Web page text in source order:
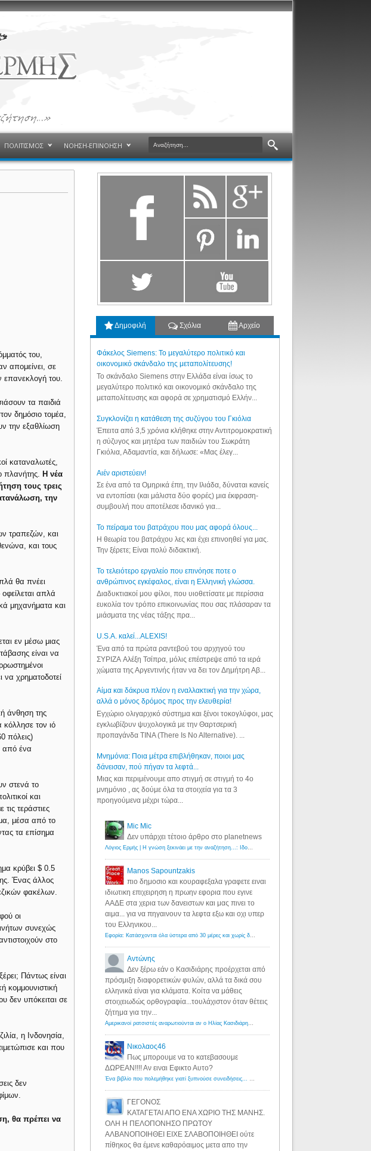
ΠΟΛΙΤΙΣΜΟΣ ΝΟΗΣΗ-ΕΠΙΝΟΗΣΗ
του,
απομείνει, σε
επανεκλογή του.
τα παιδιά
δημόσιο τομέα,
την εξαθλίωση
καταναλωτές,
πλανήτης. Η νέα
τους τρεις
την
τραπεζών, και
και τους
θα πνέει
απλά
μηχανήματα και
εν μέσω μιας
είναι να
να χρηματοδοτεί
άνθηση της
κόλλησε τον ιό
πόλεις)
από ένα
στενά το
και
τεράστιες
μέσα από το
τα επίσημα
κρύβει $ 0.5
Ένας άλλος
φακέλων.
οι
συνεχώς
στο
Πάντως είναι
κομμουνιστική
δεν υπόκειται σε
η Ινδονησία,
και που
δεν
θα πρέπει να
Δημοφιλή Σχόλια Αρχείο
Φάκελος Siemens: Το μεγαλύτερο πολιτικό και
οικονομικό σκάνδαλο της μεταπολίτευσης!
Το σκάνδαλο Siemens στην Ελλάδα είναι ίσως το
μεγαλύτερο πολιτικό και οικονομικό σκάνδαλο της
μεταπολίτευσης και αφορά σε χρηματισμό Ελλήν...
Συγκλονίζει η κατάθεση της συζύγου του Γκιόλια
Έπειτα από 3,5 χρόνια κλήθηκε στην Αντιτρομοκρατική
η σύζυγος και μητέρα των παιδιών του Σωκράτη
Γκιόλια, Αδαμαντία, και δήλωσε: «Μας έλεγ...
Aιέν αριστεύειν!
Σε ένα από τα Ομηρικά έπη, την Ιλιάδα, δύναται κανείς
να εντοπίσει (και μάλιστα δύο φορές) μια έκφραση-
συμβουλή που αποτέλεσε ιδανικό για...
Το πείραμα του βατράχου που μας αφορά όλους...
Η θεωρία του βατράχου λες και έχει επινοηθεί για μας.
Την ξέρετε; Είναι πολύ διδακτική.
Το τελειότερο εργαλείο που επινόησε ποτε ο
ανθρώπινος εγκέφαλος, είναι η Ελληνική γλώσσα.
Διαδυκτιακοί μου φίλοι, που υιοθετίσατε με περίσσια
ευκολία τον τρόπο επικοινωνίας που σας πλάσαραν τα
μιάσματα της νέας τάξης πρα...
U.S.A. καλεί...ALEXIS!
Ένα από τα πρώτα ραντεβού του αρχηγού του
ΣΥΡΙΖΑ Αλέξη Τσίπρα, μόλις επέστρεψε από τα ιερά
χώματα της Αργεντινής ήταν να δει τον Δημήτρη Αβ...
Αίμα και δάκρυα πλέον η εναλλακτική για την χώρα,
αλλά ο μόνος δρόμος προς την ελευθερία!
Εγχώριο ολιγαρχικό σύστημα και ξένοι τοκογλύφοι, μας
εγκλωβίζουν ψυχολογικά με την Θαρτσερική
προπαγάνδα TINA (There Is No Alternative). ...
Μνημόνια: Ποια μέτρα επιβλήθηκαν, ποιοι μας
δάνεισαν, πού πήγαν τα λεφτά...
Μιας και περιμένουμε απο στιγμή σε στιγμή το 4ο
μνημόνιο , ας δούμε όλα τα στοιχεία για τα 3
προηγούμενα μέχρι τώρα...
Mic Mic
Δεν υπάρχει τέτοιο άρθρο στο planetnews
Λόγιος Ερμής | Η γνώση ξεκινάει με την αναζήτηση...: Ιδού οι 18 που χρωστούν 11 δις ευρώ!
Manos Sapountzakis
πιο δημοσιο και κουραφεξαλα γραφετε ειναι
ιδιωτικη επιχειρηση η πρωην εφορια που εγινε
ΑΑΔΕ στα χερια των δανειστων και μας πινει το
αιμα... για να πηγαινουν τα λεφτα εξω και οχι υπερ
του Ελληνικου...
Εφορία: Κατάσχονται όλα ύστερα από 30 μέρες και χωρίς δικαστικές αποφάσεις - Λόγιος Ερμής
Αντώνης
Δεν ξέρω εάν ο Κασιδιάρης προέρχεται από
πρόσμιξη διαφορετικών φυλών, αλλά τα δικά σου
ελληνικά είναι για κλάματα. Κοίτα να μάθεις
στοιχειωδώς ορθογραφία...τουλάχιστον όταν θέτεις
ζήτημα για την...
Αμερικανοί ρατσιστές αναρωτιούνται αν ο Ηλίας Κασιδιάρης ανήκει στη λευκή φυλή... - Λόγιος Ερμής
Νικολαος46
Πως μπορουμε να το κατεβασουμε
ΔΩΡΕΑΝ!!!! Αν ειναι Εφικτο Αυτο?
Ένα βιβλίο που πολεμήθηκε γιατί ξυπνούσε συνειδήσεις... - Λόγιος Ερμής | Η γνώση ξεκινάει με την αναζήτηση...
ΓΕΓΟΝΟΣ
ΚΑΤΑΓΕΤΑΙ ΑΠΟ ΕΝΑ ΧΩΡΙΟ ΤΗΣ ΜΑΝΗΣ.
ΟΛΗ Η ΠΕΛΟΠΟΝΗΣΟ ΠΡΩΤΟΥ
ΑΛΒΑΝΟΠΟΙΗΘΕΙ ΕΙΧΕ ΣΛΑΒΟΠΟΙΗΘΕΙ ούτε
πίθηκος θα έμενε καθαρόαιμος μετα απο την